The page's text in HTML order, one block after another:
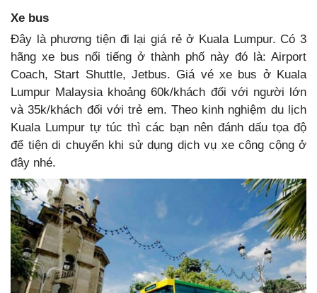
Xe bus
Đây là phương tiện đi lại giá rẻ ở Kuala Lumpur. Có 3
hãng xe bus nổi tiếng ở thành phố này đó là: Airport
Coach, Start Shuttle, Jetbus. Giá vé xe bus ở Kuala
Lumpur Malaysia khoảng 60k/khách đối với người lớn
và 35k/khách đối với trẻ em. Theo kinh nghiệm du lịch
Kuala Lumpur tự túc thì các bạn nên đánh dấu tọa độ
để tiện di chuyển khi sử dụng dịch vụ xe công cộng ở
đây nhé.